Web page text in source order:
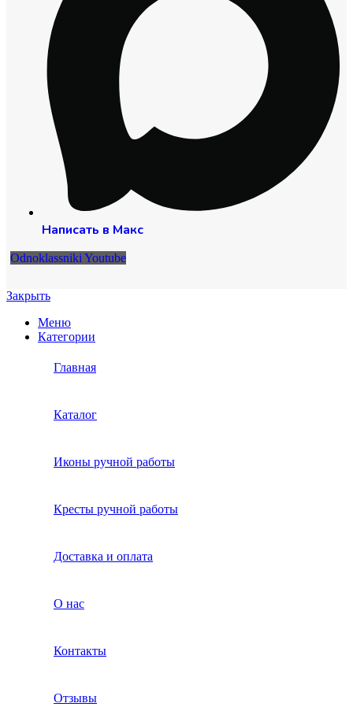
Написать в Макс
Odnoklassniki Youtube
Закрыть
Меню
Категории
Главная
Каталог
Иконы ручной работы
Кресты ручной работы
Доставка и оплата
О нас
Контакты
Отзывы